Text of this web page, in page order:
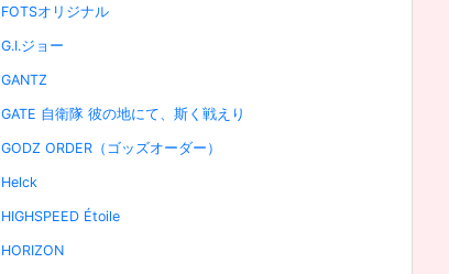
FOTSオリジナル
G.I.ジョー
GANTZ
GATE 自衛隊 彼の地にて、斯く戦えり
GODZ ORDER（ゴッズオーダー）
Helck
HIGHSPEED Étoile
HORIZON